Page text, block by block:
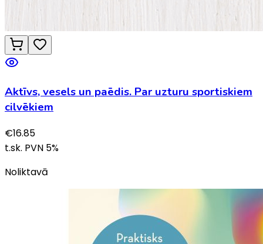
Aktīvs, vesels un paēdis. Par uzturu sportiskiem
cilvēkiem
€16.85
t.sk. PVN 5%
Noliktavā